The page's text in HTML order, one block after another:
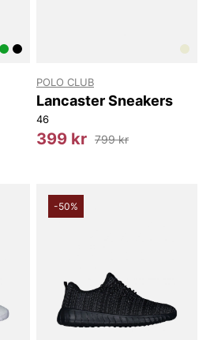
POLO CLUB
Lancaster Sneakers
46
399 kr 799 kr
-50%